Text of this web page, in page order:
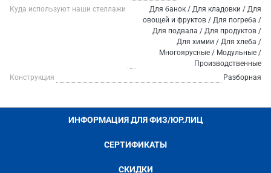
Куда используют наши стеллажи
Для банок / Для кладовки / Для
овощей и фруктов / Для погреба /
Для подвала / Для продуктов /
Для химии / Для хлеба /
Многоярусные / Модульные /
Производственные
Конструкция
Разборная
ИНФОРМАЦИЯ ДЛЯ ФИЗ/ЮР.ЛИЦ
СЕРТИФИКАТЫ
СКИДКИ